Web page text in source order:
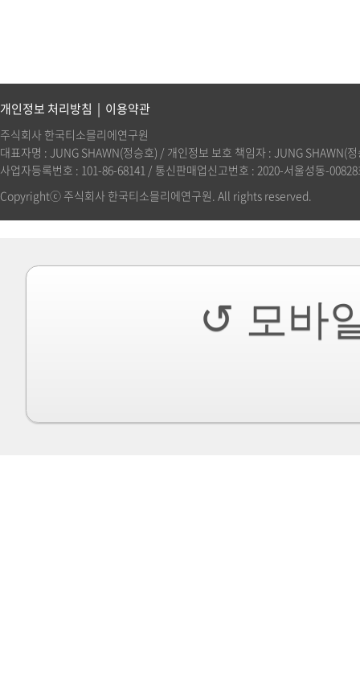
개인정보 처리방침 | 이용약관
주식회사 한국티소믈리에연구원
대표자명 : JUNG SHAWN(정승호) / 개인정보 보호 책임자 : JUNG
사업자등록번호 : 101-86-68141 / 통신판매업신고번호 : 2020-서울성동-
Copyrightⓒ 주식회사 한국티소믈리에연구원. All rights reserved.
↺ 모바